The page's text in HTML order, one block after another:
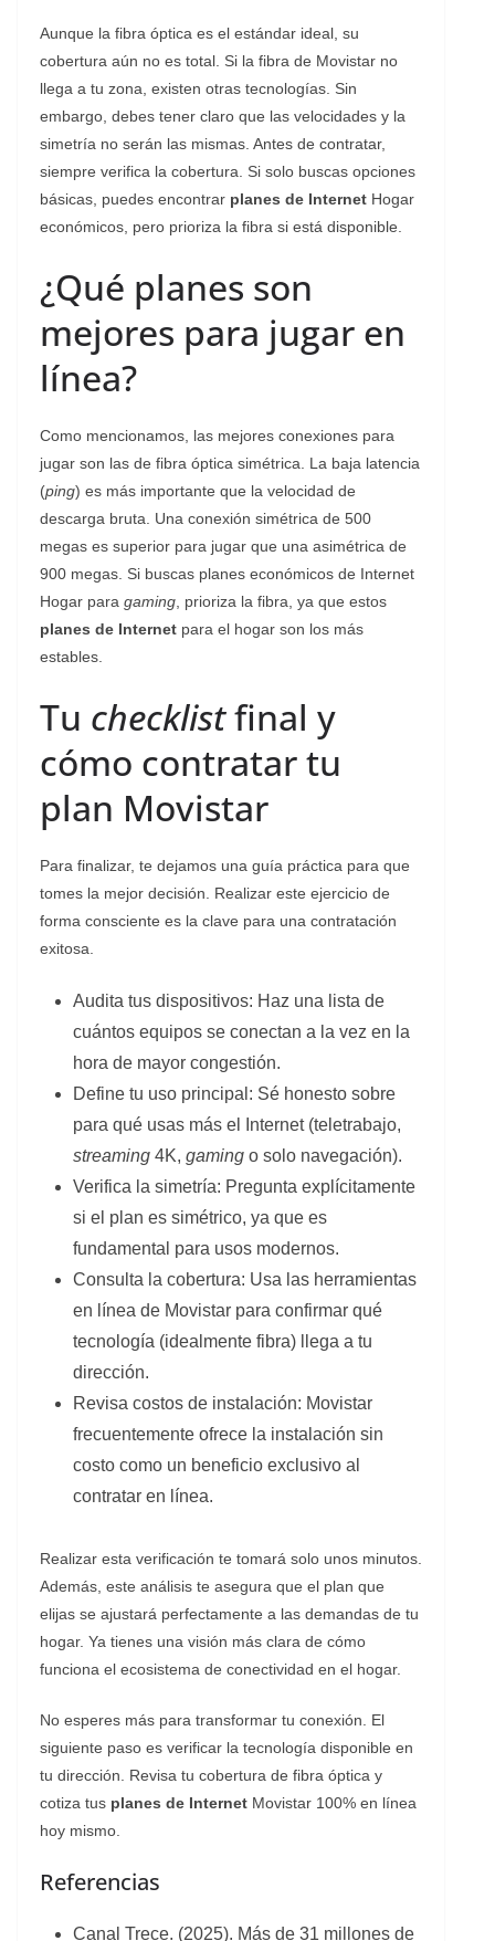
Aunque la fibra óptica es el estándar ideal, su
cobertura aún no es total. Si la fibra de Movistar no
llega a tu zona, existen otras tecnologías. Sin
embargo, debes tener claro que las velocidades y la
simetría no serán las mismas. Antes de contratar,
siempre verifica la cobertura. Si solo buscas opciones
básicas, puedes encontrar planes de Internet Hogar
económicos, pero prioriza la fibra si está disponible.
¿Qué planes son
mejores para jugar en
línea?
Como mencionamos, las mejores conexiones para
jugar son las de fibra óptica simétrica. La baja latencia
(ping) es más importante que la velocidad de
descarga bruta. Una conexión simétrica de 500
megas es superior para jugar que una asimétrica de
900 megas. Si buscas planes económicos de Internet
Hogar para gaming , prioriza la fibra, ya que estos
planes de Internet para el hogar son los más
estables.
Tu checklistfinal y
cómo contratar tu
plan Movistar
Para finalizar, te dejamos una guía práctica para que
tomes la mejor decisión. Realizar este ejercicio de
forma consciente es la clave para una contratación
exitosa.
Audita tus dispositivos: Haz una lista de
cuántos equipos se conectan a la vez en la
hora de mayor congestión.
Define tu uso principal: Sé honesto sobre
para qué usas más el Internet (teletrabajo,
streaming 4K, gaming o solo navegación).
Verifica la simetría: Pregunta explícitamente
si el plan es simétrico, ya que es
fundamental para usos modernos.
Consulta la cobertura: Usa las herramientas
en línea de Movistar para confirmar qué
tecnología (idealmente fibra) llega a tu
dirección.
Revisa costos de instalación: Movistar
frecuentemente ofrece la instalación sin
costo como un beneficio exclusivo al
contratar en línea.
Realizar esta verificación te tomará solo unos minutos.
Además, este análisis te asegura que el plan que
elijas se ajustará perfectamente a las demandas de tu
hogar. Ya tienes una visión más clara de cómo
funciona el ecosistema de conectividad en el hogar.
No esperes más para transformar tu conexión. El
siguiente paso es verificar la tecnología disponible en
tu dirección. Revisa tu cobertura de fibra óptica y
cotiza tus planes de Internet Movistar 100% en línea
hoy mismo.
Referencias
Canal Trece. (2025). Más de 31 millones de